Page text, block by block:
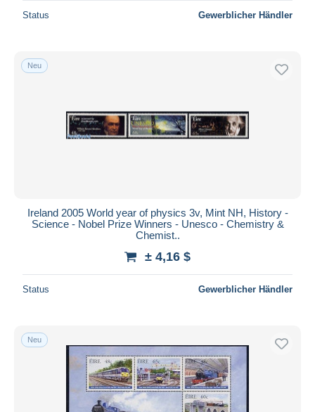
Status Gewerblicher Händler
Neu
Ireland 2005 World year of physics 3v, Mint NH, History -
Science - Nobel Prize Winners - Unesco - Chemistry &
Chemist..
± 4,16 $
Status Gewerblicher Händler
Neu